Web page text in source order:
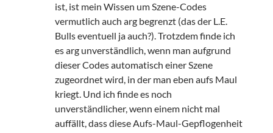
ist, ist mein Wissen um Szene-Codes
vermutlich auch arg begrenzt (das der L.E.
Bulls eventuell ja auch?). Trotzdem finde ich
es arg unverständlich, wenn man aufgrund
dieser Codes automatisch einer Szene
zugeordnet wird, in der man eben aufs Maul
kriegt. Und ich finde es noch
unverständlicher, wenn einem nicht mal
auffällt, dass diese Aufs-Maul-Gepflogenheit